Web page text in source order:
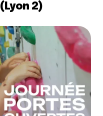
(Lyon 2)